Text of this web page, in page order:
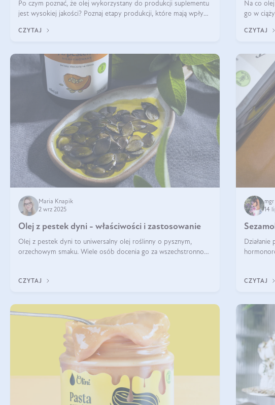
Po czym poznać, że olej wykorzystany do produkcji suplementu
jest wysokiej jakości? Poznaj etapy produkcji, które mają wpływ
CZYTAJ
Na co
go w
efekty?
CZYTAJ
Maria Knapik
2 wrz 2025
Olej z pestek dyni - właściwości i zastosowanie
Olej z pestek dyni to uniwersalny olej roślinny o pysznym,
orzechowym smaku. Wiele osób docenia go za wszechstronność,
CZYTAJ
14
swojej
CZYTAJ